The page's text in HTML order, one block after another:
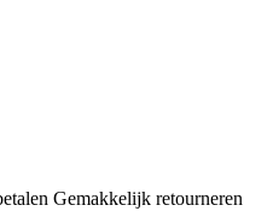
Gemakkelijk retourneren